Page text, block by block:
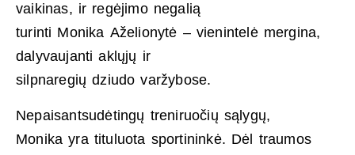
vaikinas, ir regėjimo negalią
turinti Monika Aželionytė – vienintelė mergina,
dalyvaujanti aklųjų ir
silpnaregių dziudo varžybose.
Nepaisantsudėtingų treniruočių sąlygų,
Monika yra tituluota sportininkė. Dėl traumos